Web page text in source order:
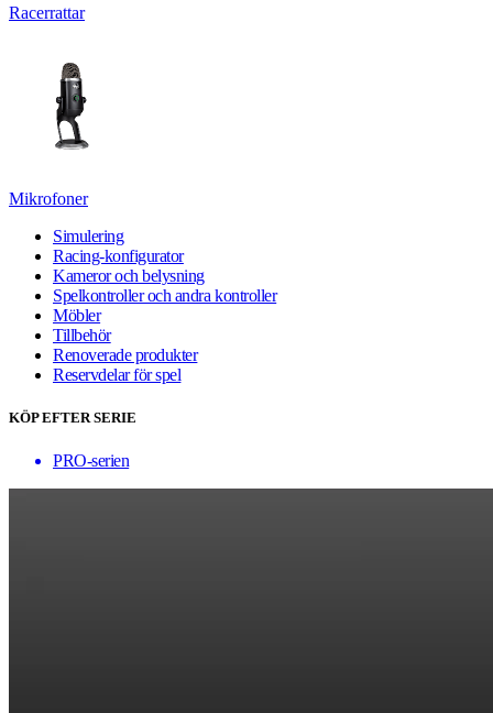
Racerrattar
Mikrofoner
Simulering
Racing-konfigurator
Kameror och belysning
Spelkontroller och andra kontroller
Möbler
Tillbehör
Renoverade produkter
Reservdelar för spel
KÖP EFTER SERIE
PRO-serien